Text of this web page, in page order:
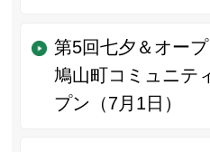
第5回七夕＆オー
鳩山町コミュニテ
プン（7月1日）